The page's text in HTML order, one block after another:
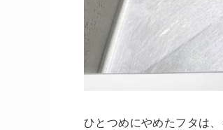
ひとつめにやめたフタは